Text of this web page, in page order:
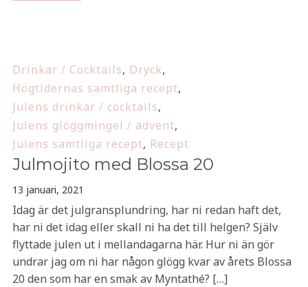
Drinkar / Cocktails, Dryck,
Högtidernas samtliga recept,
Julens drinkar / cocktails,
Julens glöggmingel / advent,
Julens samtliga recept, Recept
Julmojito med Blossa 20
13 januari, 2021
Idag är det julgransplundring, har ni redan haft det,
har ni det idag eller skall ni ha det till helgen? Själv
flyttade julen ut i mellandagarna här. Hur ni än gör
undrar jag om ni har någon glögg kvar av årets Blossa
20 den som har en smak av Myntathé? […]